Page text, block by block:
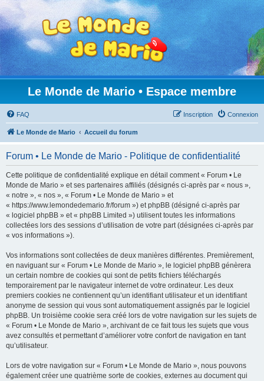
Le Monde de Mario • Espace membre
FAQ Connexion
Inscription
Le Monde de Mario Accueil du forum
Forum • Le Monde de Mario - Politique de confidentialité
Cette politique de confidentialité explique en détail comment « Forum • Le
Monde de Mario » et ses partenaires affiliés (désignés ci-après par « nous »,
« notre », « nos », « Forum • Le Monde de Mario » et
« https://www.lemondedemario.fr/forum ») et phpBB (désigné ci-après par
« logiciel phpBB » et « phpBB Limited ») utilisent toutes les informations
collectées lors des sessions d’utilisation de votre part (désignées ci-après par
« vos informations »).
Vos informations sont collectées de deux manières différentes. Premièrement,
en naviguant sur « Forum • Le Monde de Mario », le logiciel phpBB génèrera
un certain nombre de cookies qui sont de petits fichiers téléchargés
temporairement par le navigateur internet de votre ordinateur. Les deux
premiers cookies ne contiennent qu’un identifiant utilisateur et un identifiant
anonyme de session qui vous sont automatiquement assignés par le logiciel
phpBB. Un troisième cookie sera créé lors de votre navigation sur les sujets de
« Forum • Le Monde de Mario », archivant de ce fait tous les sujets que vous
avez consultés et permettant d’améliorer votre confort de navigation en tant
qu’utilisateur.
Lors de votre navigation sur « Forum • Le Monde de Mario », nous pouvons
également créer une quatrième sorte de cookies, externes au document qui